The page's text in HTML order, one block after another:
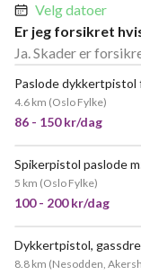
Velg datoer
Er jeg forsikret
Ja. Skader er
Paslode dykkertpistol
4.6 km (Oslo Fylke)
86 - 150 kr/dag
Spikerpistol paslode
5 km (Oslo Fylke)
100 - 200 kr/dag
Dykkertpistol,
8.8 km (Nesodden,